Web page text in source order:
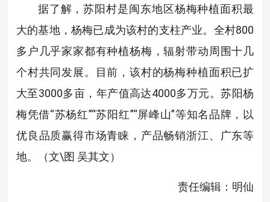
据了解，苏阳村是闽东地区杨梅种植面积最
大的基地，杨梅已成为该村的支柱产业。全村800
多户几乎家家都有种植杨梅，辐射带动周围十几
个村共同发展。目前，该村的杨梅种植面积已扩
大至3000多亩，年产值高达4000多万元。苏阳杨
梅凭借“苏杨红”“苏阳红”“屏峰山”等知名品牌，以
优良品质赢得市场青睐，产品畅销浙江、广东等
地。（文\图 吴其文）
责任编辑：明仙